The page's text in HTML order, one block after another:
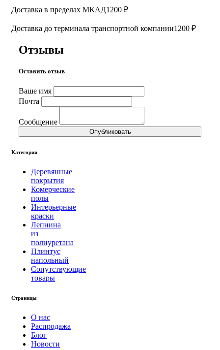
Доставка в пределах МКАД1200 ₽
Доставка до терминала транспортной компании1200 ₽
Отзывы
Оставить отзыв
Ваше имя
Почта
Сообщение
Опубликовать
Категории
Деревянные
покрытия
Комерческие
полы
Интерьерные
краски
Лепнина
из
полиуретана
Плинтус
напольный
Сопутствующие
товары
Страницы
О нас
Распродажа
Блог
Новости